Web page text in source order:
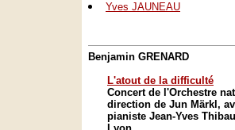
Yves JAUNEAU
Benjamin GRENARD
L'atout de la difficulté
Concert de l'Orchestre
direction de Jun Märkl,
pianiste Jean-Yves